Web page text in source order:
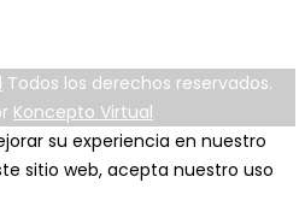
Todos los derechos reservados.
Koncepto Virtual
su experiencia en nuestro
sitio web, acepta nuestro uso